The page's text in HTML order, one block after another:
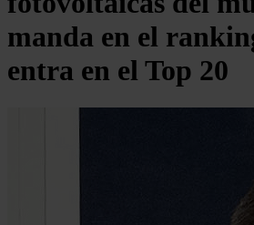
manda en el
entra en el Top 20